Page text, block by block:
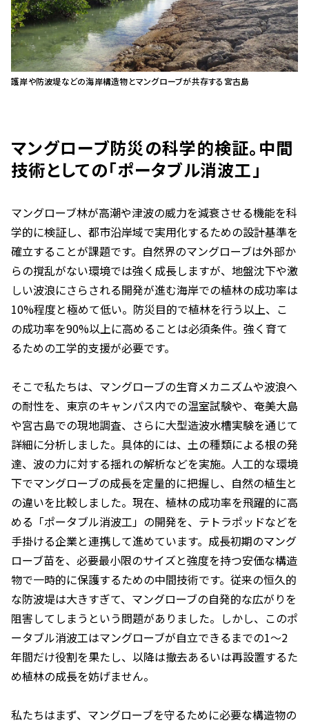
護岸や防波堤などの海岸構造物とマングローブが共存する宮古島
マングローブ防災の科学的検証。中間
技術としての「ポータブル消波工」
マングローブ林が高潮や津波の威力を減衰させる機能を科
学的に検証し、都市沿岸域で実用化するための設計基準を
確立することが課題です。自然界のマングローブは外部か
らの撹乱がない環境では強く成長しますが、地盤沈下や激
しい波浪にさらされる開発が進む海岸での植林の成功率は
10%程度と極めて低い。防災目的で植林を行う以上、こ
の成功率を90%以上に高めることは必須条件。強く育て
るための工学的支援が必要です。
そこで私たちは、マングローブの生育メカニズムや波浪へ
の耐性を、東京のキャンパス内での温室試験や、奄美大島
や宮古島での現地調査、さらに大型造波水槽実験を通じて
詳細に分析しました。具体的には、土の種類による根の発
達、波の力に対する揺れの解析などを実施。人工的な環境
下でマングローブの成長を定量的に把握し、自然の植生と
の違いを比較しました。現在、植林の成功率を飛躍的に高
める「ポータブル消波工」の開発を、テトラポッドなどを
手掛ける企業と連携して進めています。成長初期のマング
ローブ苗を、必要最小限のサイズと強度を持つ安価な構造
物で一時的に保護するための中間技術です。従来の恒久的
な防波堤は大きすぎて、マングローブの自発的な広がりを
阻害してしまうという問題がありました。しかし、このポ
ータブル消波工はマングローブが自立できるまでの1～2
年間だけ役割を果たし、以降は撤去あるいは再設置するた
め植林の成長を妨げません。
私たちはまず、マングローブを守るために必要な構造物の